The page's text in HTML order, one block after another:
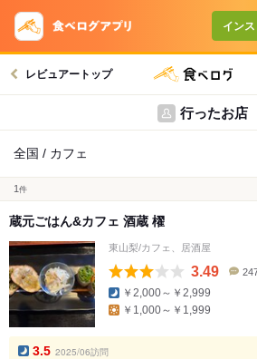
イン
レビュアートップ
行ったお店
全国 / カフェ
1 件
蔵元ごはん&カフェ 酒蔵 櫂
東山梨/カフェ、居酒屋
3.49
数
￥2,000～￥2,999
￥1,000～￥1,999
3.5 2025/06訪問